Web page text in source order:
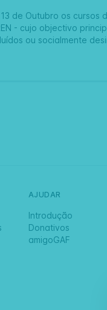
de Outubro os
- cujo objectivo
ou socialmente
AJUDAR
Introdução
Donativos
amigoGAF